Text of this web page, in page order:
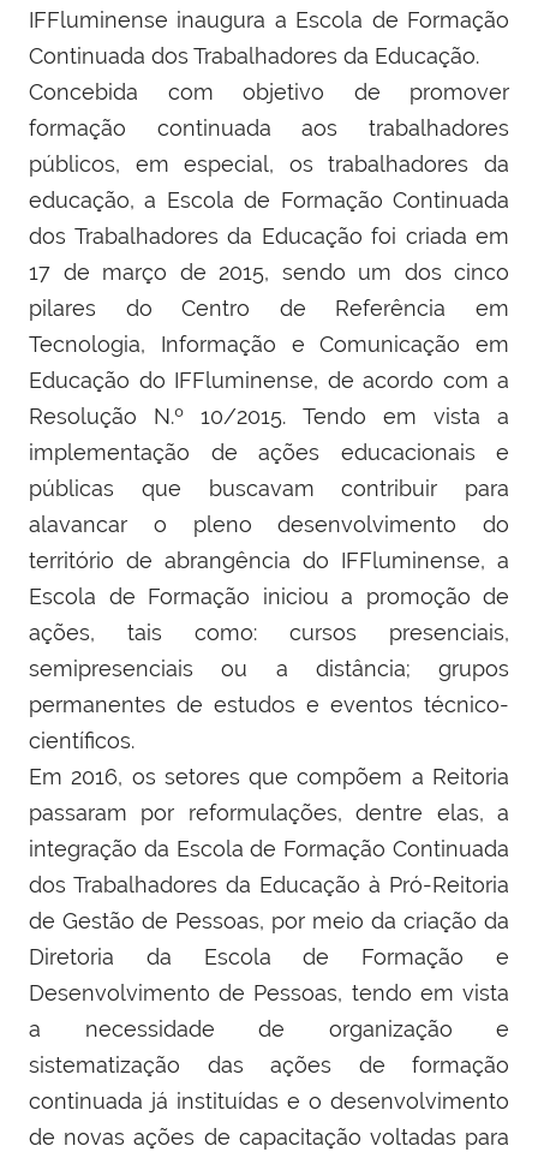
IFFluminense inaugura a Escola de Formação
Continuada dos Trabalhadores da Educação.
Concebida com objetivo de promover
formação continuada aos trabalhadores
públicos, em especial, os trabalhadores da
educação, a Escola de Formação Continuada
dos Trabalhadores da Educação foi criada em
17 de março de 2015, sendo um dos cinco
pilares do Centro de Referência em
Tecnologia, Informação e Comunicação em
Educação do IFFluminense, de acordo com a
Resolução N.º 10/2015. Tendo em vista a
implementação de ações educacionais e
públicas que buscavam contribuir para
alavancar o pleno desenvolvimento do
território de abrangência do IFFluminense, a
Escola de Formação iniciou a promoção de
ações, tais como: cursos presenciais,
semipresenciais ou a distância; grupos
permanentes de estudos e eventos técnico-
científicos.
Em 2016, os setores que compõem a Reitoria
passaram por reformulações, dentre elas, a
integração da Escola de Formação Continuada
dos Trabalhadores da Educação à Pró-Reitoria
de Gestão de Pessoas, por meio da criação da
Diretoria da Escola de Formação e
Desenvolvimento de Pessoas, tendo em vista
a necessidade de organização e
sistematização das ações de formação
continuada já instituídas e o desenvolvimento
de novas ações de capacitação voltadas para